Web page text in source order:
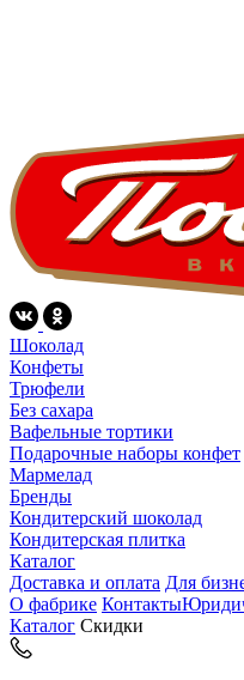
Шоколад
Конфеты
Трюфели
Без сахара
Вафельные тортики
Подарочные наборы конфет
Мармелад
Бренды
Кондитерский шоколад
Кондитерская плитка
Каталог
Доставка и оплата Для
О фабрике Контакты
Каталог Скидки